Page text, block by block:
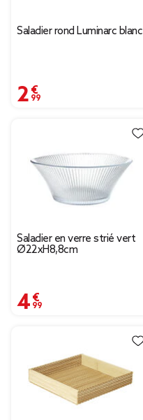
Saladier rond Luminarc blanc
2,99 €
Saladier en verre strié vert
Ø22xH8,8cm
4,99 €